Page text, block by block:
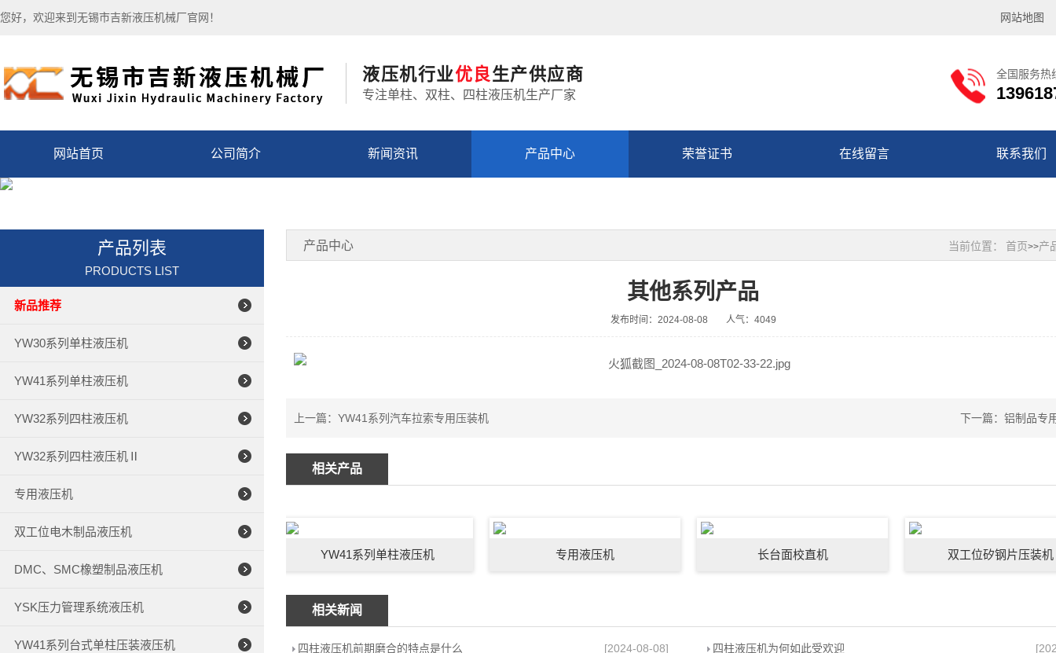
您好，欢迎来到无锡市吉新液压机械厂官网！ 网站地图
液压机行业优良生产供应商
专注单柱、双柱、四柱液压机生产厂家
全国服务热
网站首页 公司简介 新闻资讯 产品中心 荣誉证书 在线留言 联系我们
产品列表
PRODUCTS LIST
新品推荐
YW30系列单柱液压机
YW41系列单柱液压机
YW32系列四柱液压机
YW32系列四柱液压机Ⅱ
专用液压机
双工位电木制品液压机
DMC、SMC橡塑制品液压机
YSK压力管理系统液压机
YW41系列台式单柱压装液压机
产品中心 当前位置： 首页>>产
其他系列产品
发布时间：2024-08-08 人气：4049
上一篇：YW41系列汽车拉索专用压装机 下一篇：铝制品专
相关产品
YW41系列单柱液压机 专用液压机 长台面校直机 双工位矽钢片压装机
相关新闻
四柱液压机前期磨合的特点是什么 [2024-08-08] 四柱液压机为何如此受欢迎